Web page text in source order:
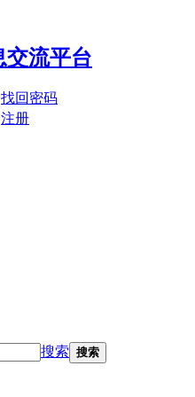
找回密码
注册
搜索 搜索